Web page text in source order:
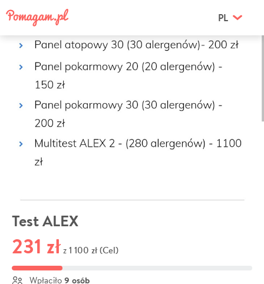
PL
Test ALEX
231 zł z 1 100 zł (Cel)
Wpłaciło 9 osób